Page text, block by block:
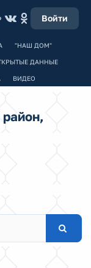
Войти
"НАШ ДОМ"
ДАННЫЕ
ВИДЕО